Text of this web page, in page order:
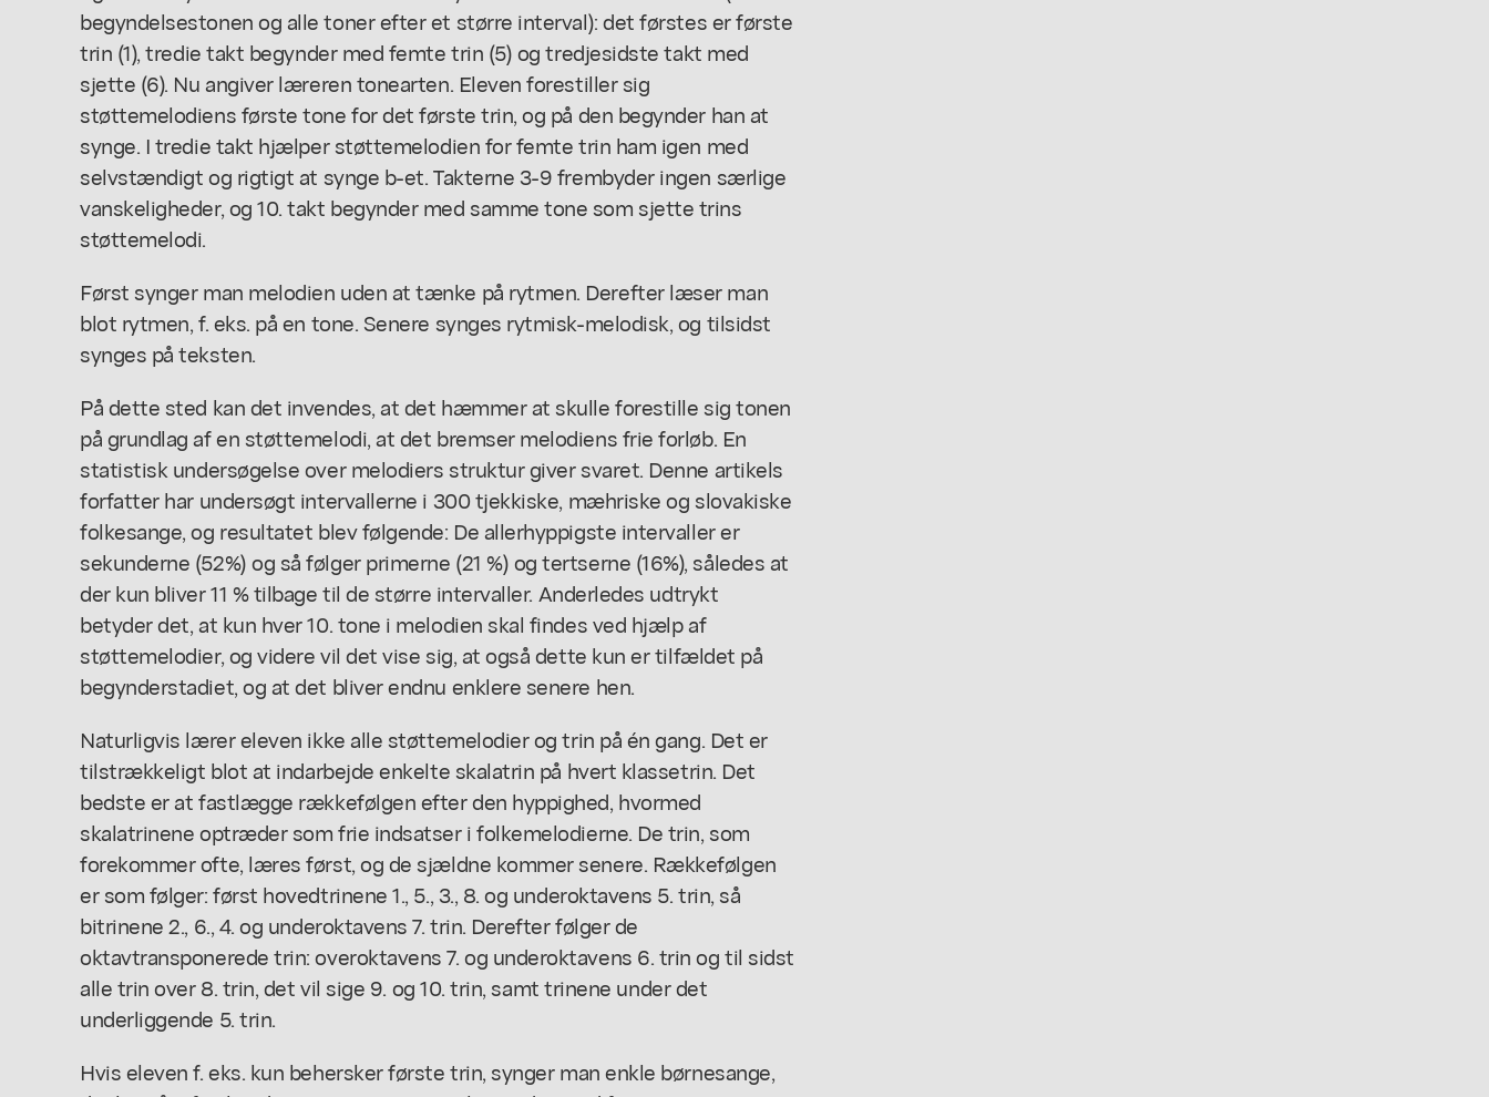
begyndelsestonen og alle toner efter et større interval): det førstes er første
trin (1), tredie takt begynder med femte trin (5) og tredjesidste takt med
sjette (6). Nu angiver læreren tonearten. Eleven forestiller sig
støttemelodiens første tone for det første trin, og på den begynder han at
synge. I tredie takt hjælper støttemelodien for femte trin ham igen med
selvstændigt og rigtigt at synge b-et. Takterne 3-9 frembyder ingen særlige
vanskeligheder, og 10. takt begynder med samme tone som sjette trins
støttemelodi.
Først synger man melodien uden at tænke på rytmen. Derefter læser man
blot rytmen, f. eks. på en tone. Senere synges rytmisk-melodisk, og tilsidst
synges på teksten.
På dette sted kan det invendes, at det hæmmer at skulle forestille sig tonen
på grundlag af en støttemelodi, at det bremser melodiens frie forløb. En
statistisk undersøgelse over melodiers struktur giver svaret. Denne artikels
forfatter har undersøgt intervallerne i 300 tjekkiske, mæhriske og slovakiske
folkesange, og resultatet blev følgende: De allerhyppigste intervaller er
sekunderne (52%) og så følger primerne (21 %) og tertserne (16%), således at
der kun bliver 11 % tilbage til de større intervaller. Anderledes udtrykt
betyder det, at kun hver 10. tone i melodien skal findes ved hjælp af
støttemelodier, og videre vil det vise sig, at også dette kun er tilfældet på
begynderstadiet, og at det bliver endnu enklere senere hen.
Naturligvis lærer eleven ikke alle støttemelodier og trin på én gang. Det er
tilstrækkeligt blot at indarbejde enkelte skalatrin på hvert klassetrin. Det
bedste er at fastlægge rækkefølgen efter den hyppighed, hvormed
skalatrinene optræder som frie indsatser i folkemelodierne. De trin, som
forekommer ofte, læres først, og de sjældne kommer senere. Rækkefølgen
er som følger: først hovedtrinene 1., 5., 3., 8. og underoktavens 5. trin, så
bitrinene 2., 6., 4. og underoktavens 7. trin. Derefter følger de
oktavtransponerede trin: overoktavens 7. og underoktavens 6. trin og til sidst
alle trin over 8. trin, det vil sige 9. og 10. trin, samt trinene under det
underliggende 5. trin.
Hvis eleven f. eks. kun behersker første trin, synger man enkle børnesange,